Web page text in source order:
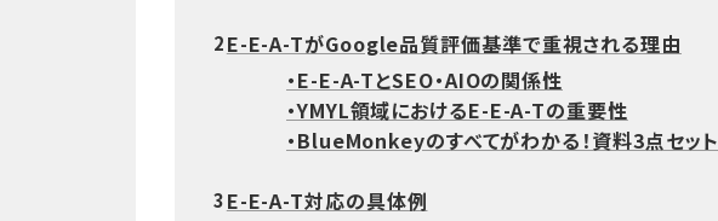
2E-E-A-TがGoogle品質評価基準で重視される理由
・E-E-A-TとSEO・AIOの関係性
・YMYL領域におけるE-E-A-Tの重要性
・BlueMonkeyのすべてがわかる！資料3点セット
3E-E-A-T対応の具体例